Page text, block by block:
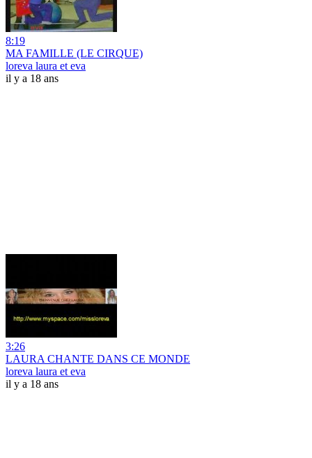
8:19
MA FAMILLE (LE CIRQUE)
loreva laura et eva
il y a 18 ans
3:26
LAURA CHANTE DANS CE MONDE
loreva laura et eva
il y a 18 ans